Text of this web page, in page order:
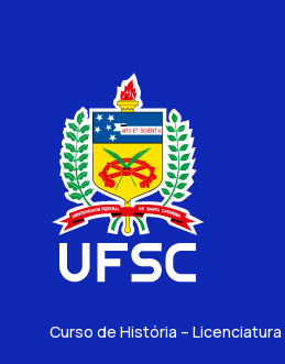
Curso de História – Licenciatura